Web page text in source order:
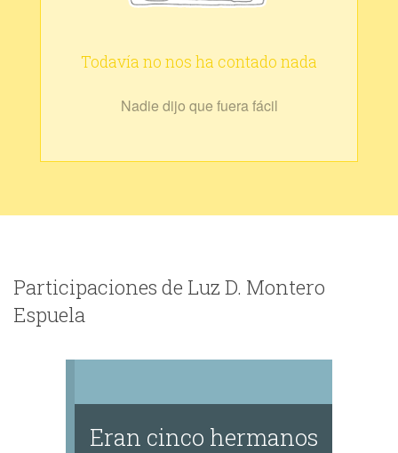
Todavía no nos ha contado nada
Nadie dijo que fuera fácil
Participaciones de Luz D. Montero
Espuela
Eran cinco hermanos